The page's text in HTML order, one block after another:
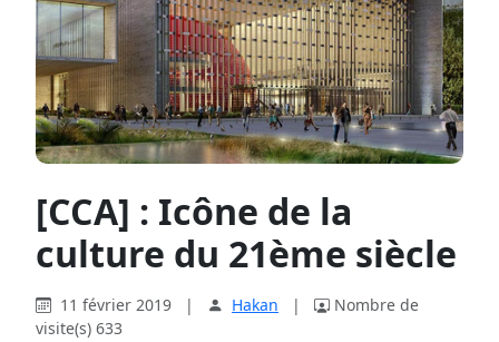
[CCA] : Icône de la
culture du 21ème siècle
11 février 2019 | Hakan |
Nombre de
visite(s) 633